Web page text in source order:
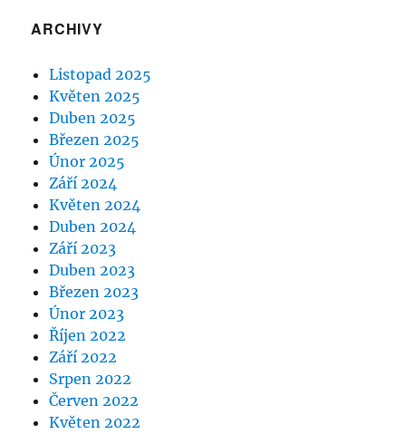
ARCHIVY
Listopad 2025
Květen 2025
Duben 2025
Březen 2025
Únor 2025
Září 2024
Květen 2024
Duben 2024
Září 2023
Duben 2023
Březen 2023
Únor 2023
Říjen 2022
Září 2022
Srpen 2022
Červen 2022
Květen 2022